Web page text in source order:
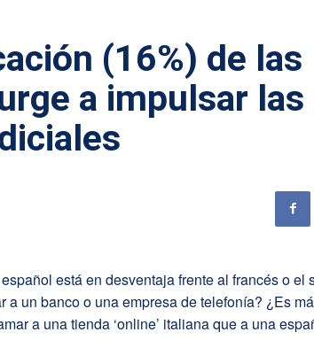
(16%) de las
a impulsar las
está en desventaja frente al francés o el
a un banco o una empresa de telefonía? ¿Es
a una tienda ‘online’ italiana que a una